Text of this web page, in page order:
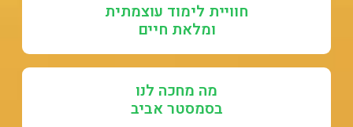
חוויית לימוד עוצמתית
ומלאת חיים
מה מחכה לנו
בסמסטר אביב